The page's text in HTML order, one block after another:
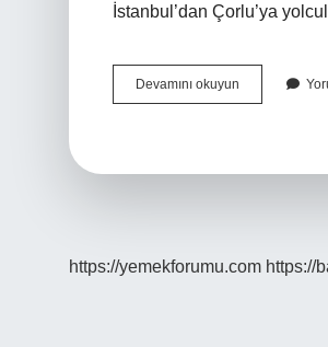
İstanbul’dan Çorlu’ya
Devamını okuyun
Kartepe
https://yemekforumu.com https://